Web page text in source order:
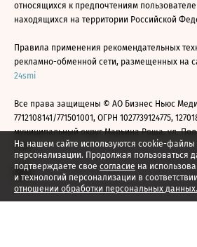
На нашем сайте используются cookie-файлы
персонализации. Продолжая пользоваться
подтверждаете свое согласие на
и технологий персонализации в
отношении обработки персональных данных.
относящихся к предпочтениям
находящихся на территории Российской
Правила применения рекомендательных
рекламно-обменной сети, размещенных на
24smi
Все права защищены © АО Бизнес Ньюс
7712108141/771501001, ОГРН 1027739124775,
муниципальный округ Марьина Роща, ул.
2026